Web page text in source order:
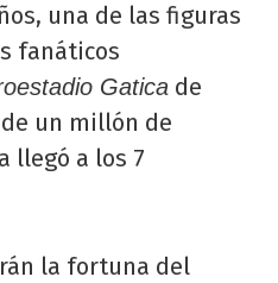
una de las figuras
fanáticos
Gatica de
un millón de
llegó a los 7
la fortuna del